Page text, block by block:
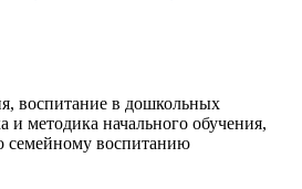
воспитание в дошкольных
и методика начального обучения,
семейному воспитанию